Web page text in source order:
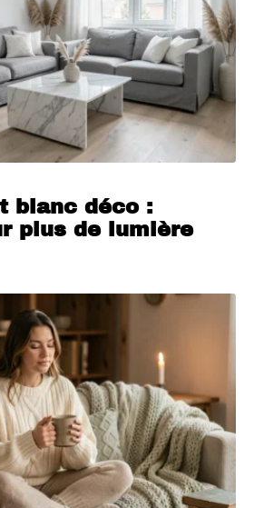
blanc déco :
plus de lumière